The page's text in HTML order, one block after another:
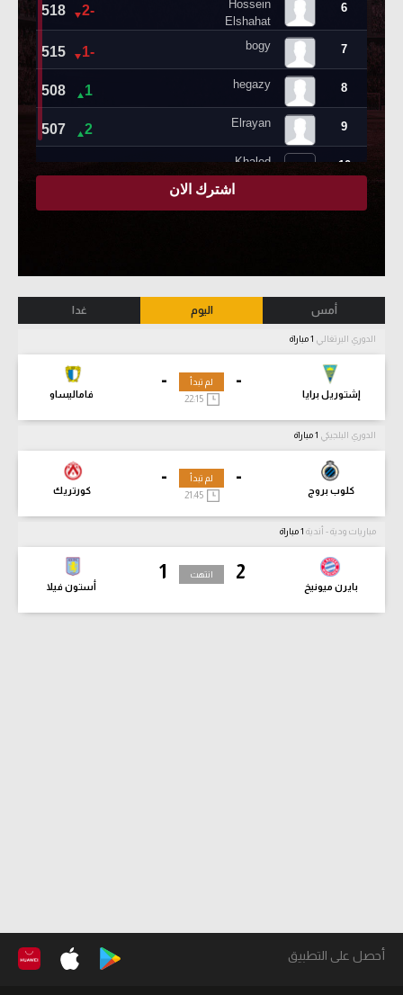
أمس اليوم غدا
الدوري البرتغالي
-
إشتوريل برايا
-
فاماليساو
لم تبدأ
22:15
الدوري البلجيكي
-
كلوب بروج
-
كورتريك
لم تبدأ
21:45
مباريات ودية - أندية
2
بايرن ميونيخ
1
أستون فيلا
انتهت
أحصل على التطبيق